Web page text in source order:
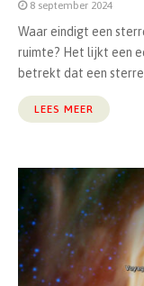
8 september 2024
Waar eindigt een
ruimte? Het lijkt een
betrekt dat een
LEES MEER